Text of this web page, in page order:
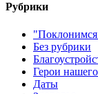
Рубрики
Без рубрики
Герои
Даты